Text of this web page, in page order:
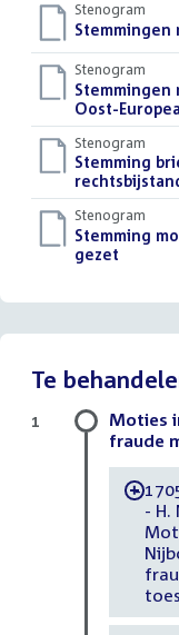
Stenogram
Download
bestand:
Stemmingen
Stenogram
Download
bestand:
Stemmingen
Oost-
Stenogram
Download
bestand:
Stemming
Stenogram
Download
bestand:
Stemming
gezet
Te
Moties
fraude
-
- H.
1